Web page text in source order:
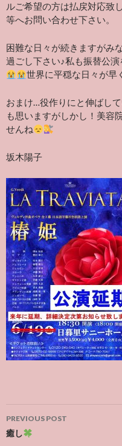
ルご希望の方は払戻対応致
等へお問い合わせ下さい。
困難な日々が続きますがみ
過ごし下さい♪私も振替公
世界に平穏な日々が早
おまけ…役作りにと伸ばし
も思いますがしかし！美容
せんね
坂木陽子
Post
navigation
PREVIOUS POST
癒し